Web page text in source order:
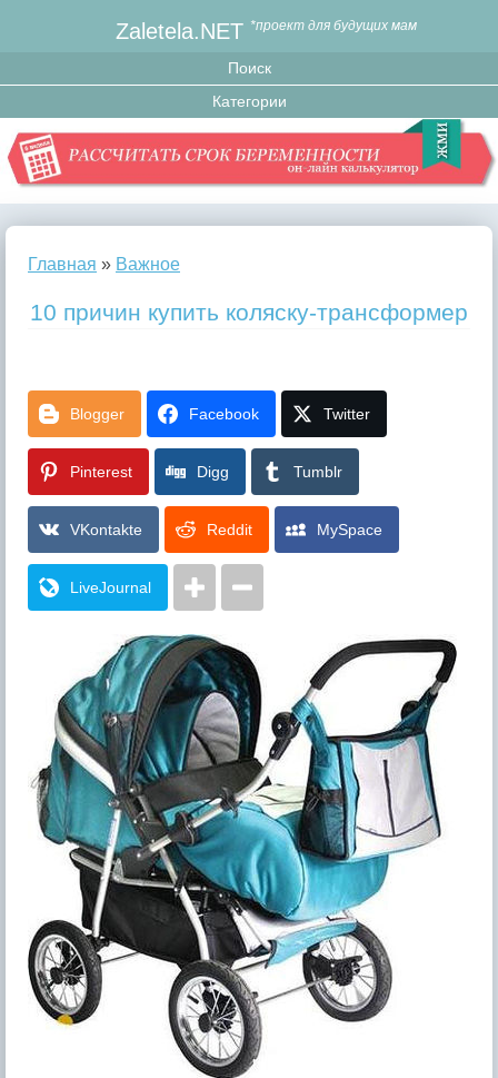
Zaletela.NET *проект для будущих мам
Главная » Важное
10 причин купить коляску-трансформер
Blogger Facebook Twitter
Pinterest Digg Tumblr
VKontakte Reddit MySpace
LiveJournal